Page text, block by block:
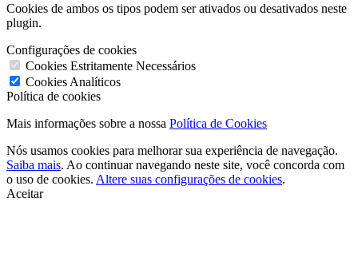
Cookies de ambos os tipos podem ser ativados ou desativados neste
plugin.
Configurações de cookies
Cookies Estritamente Necessários
Cookies Analíticos
Política de cookies
Mais informações sobre a nossa Política de Cookies
Nós usamos cookies para melhorar sua experiência de navegação.
Saiba mais. Ao continuar navegando neste site, você concorda com
o uso de cookies. Altere suas configurações de cookies.
Aceitar